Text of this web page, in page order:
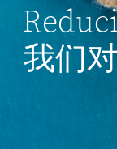
我们